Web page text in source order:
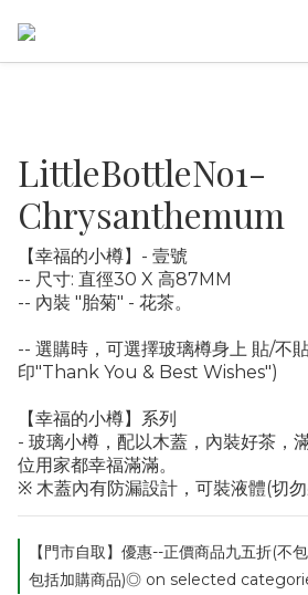
LittleBottleNo1-
Chrysanthemum
【幸福的小樽】- 壹號
-- 尺寸: 直徑30 X 高87MM
-- 內裝 "胎菊" - 花茶。
-- 選購時，可選擇玻璃樽身上 貼/不
印"Thank You & Best Wishes")
【幸福的小樽】系列
- 玻璃小樽，配以木蓋，內裝好茶，
位用家都幸福滿滿。
※ 木蓋內有防漏設計，可裝液體(切勿
【門市自取】優惠--正價商品九五折(不
包括加購商品)◎ on selected